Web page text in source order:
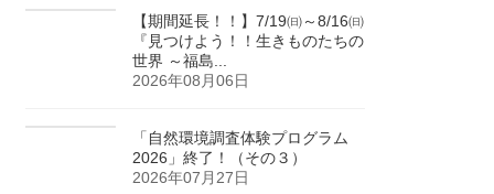
【期間延長！！】7/19㈰～8/16㈰
『見つけよう！！生きものたちの
世界 ～福島...
2026年08月06日
「自然環境調査体験プログラム
2026」終了！（その３）
2026年07月27日